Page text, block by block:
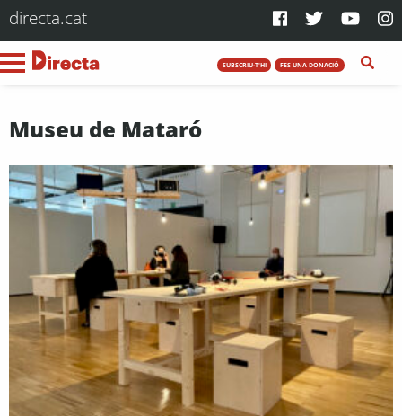
directa.cat
SUBSCRIU-T'HI FES UNA DONACIÓ
Museu de Mataró